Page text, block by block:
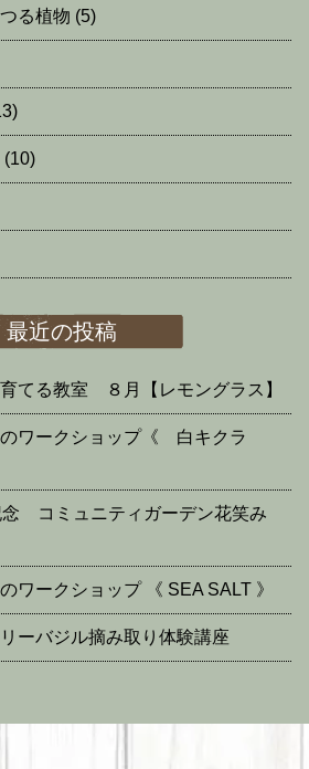
る植物 (5)
(10)
最近の投稿
てる教室 ８月【レモングラス】
ワークショップ《 白キクラ
念 コミュニティガーデン花笑み
ワークショップ 《 SEA SALT 》
ーバジル摘み取り体験講座